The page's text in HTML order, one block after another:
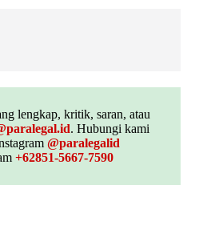
lengkap, kritik, saran, atau
. Hubungi kami
@paralegalid
+62851-5667-7590